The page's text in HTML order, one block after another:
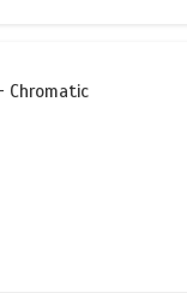
Chromatic